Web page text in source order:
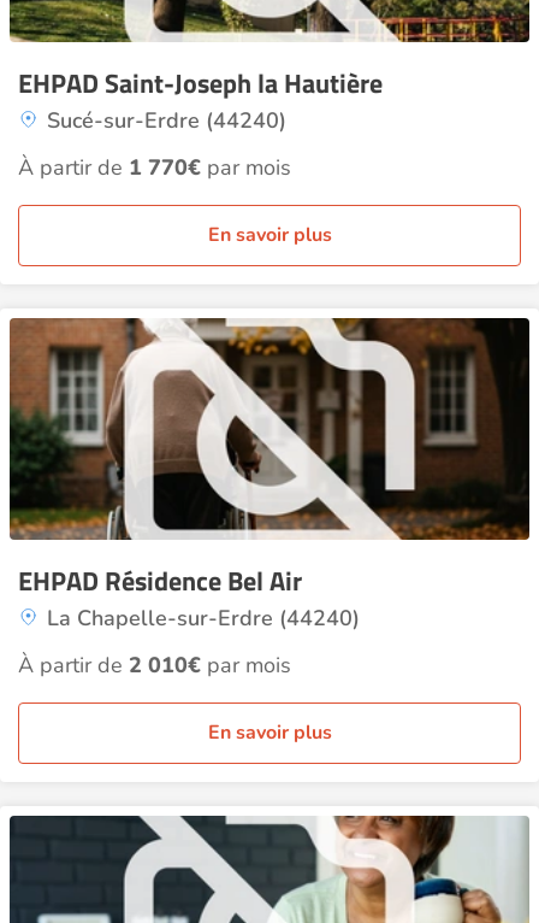
EHPAD Saint-Joseph la Hautière
Sucé-sur-Erdre (44240)
À partir de 1 770€ par mois
En savoir plus
EHPAD Résidence Bel Air
La Chapelle-sur-Erdre (44240)
À partir de 2 010€ par mois
En savoir plus